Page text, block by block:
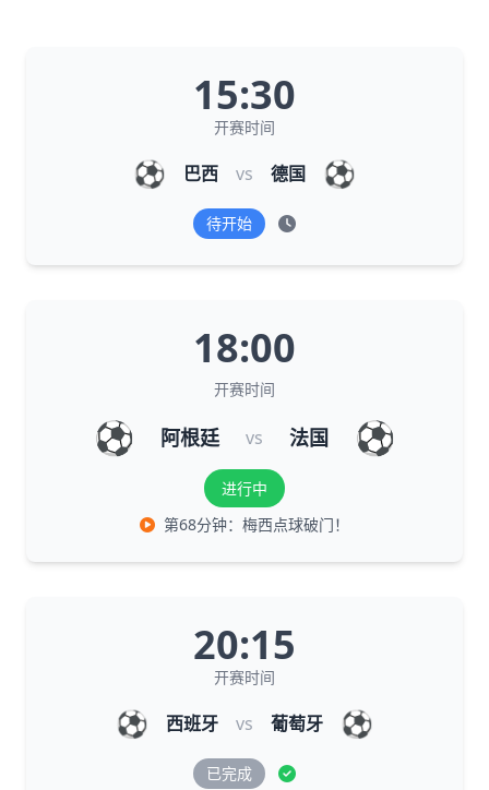
15:30
开赛时间
⚽ 巴西 vs 德国 ⚽
待开始
18:00
开赛时间
⚽ 阿根廷 vs 法国 ⚽
进行中
第68分钟：梅西点球破门！
20:15
开赛时间
⚽ 西班牙 vs 葡萄牙 ⚽
已完成